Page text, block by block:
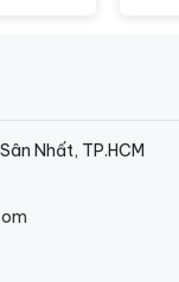
Nhất, TP.HCM